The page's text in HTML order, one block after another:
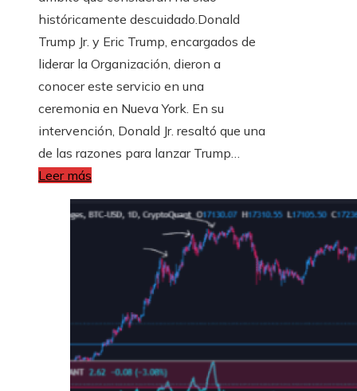
históricamente descuidado.Donald
Trump Jr. y Eric Trump, encargados de
liderar la Organización, dieron a
conocer este servicio en una
ceremonia en Nueva York. En su
intervención, Donald Jr. resaltó que una
de las razones para lanzar Trump…
Leer más